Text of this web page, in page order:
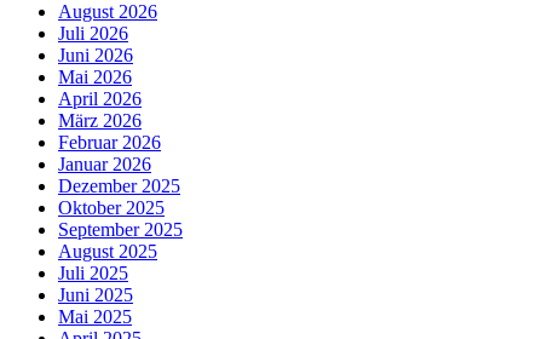
August 2026
Juli 2026
Juni 2026
Mai 2026
April 2026
März 2026
Februar 2026
Januar 2026
Dezember 2025
Oktober 2025
September 2025
August 2025
Juli 2025
Juni 2025
Mai 2025